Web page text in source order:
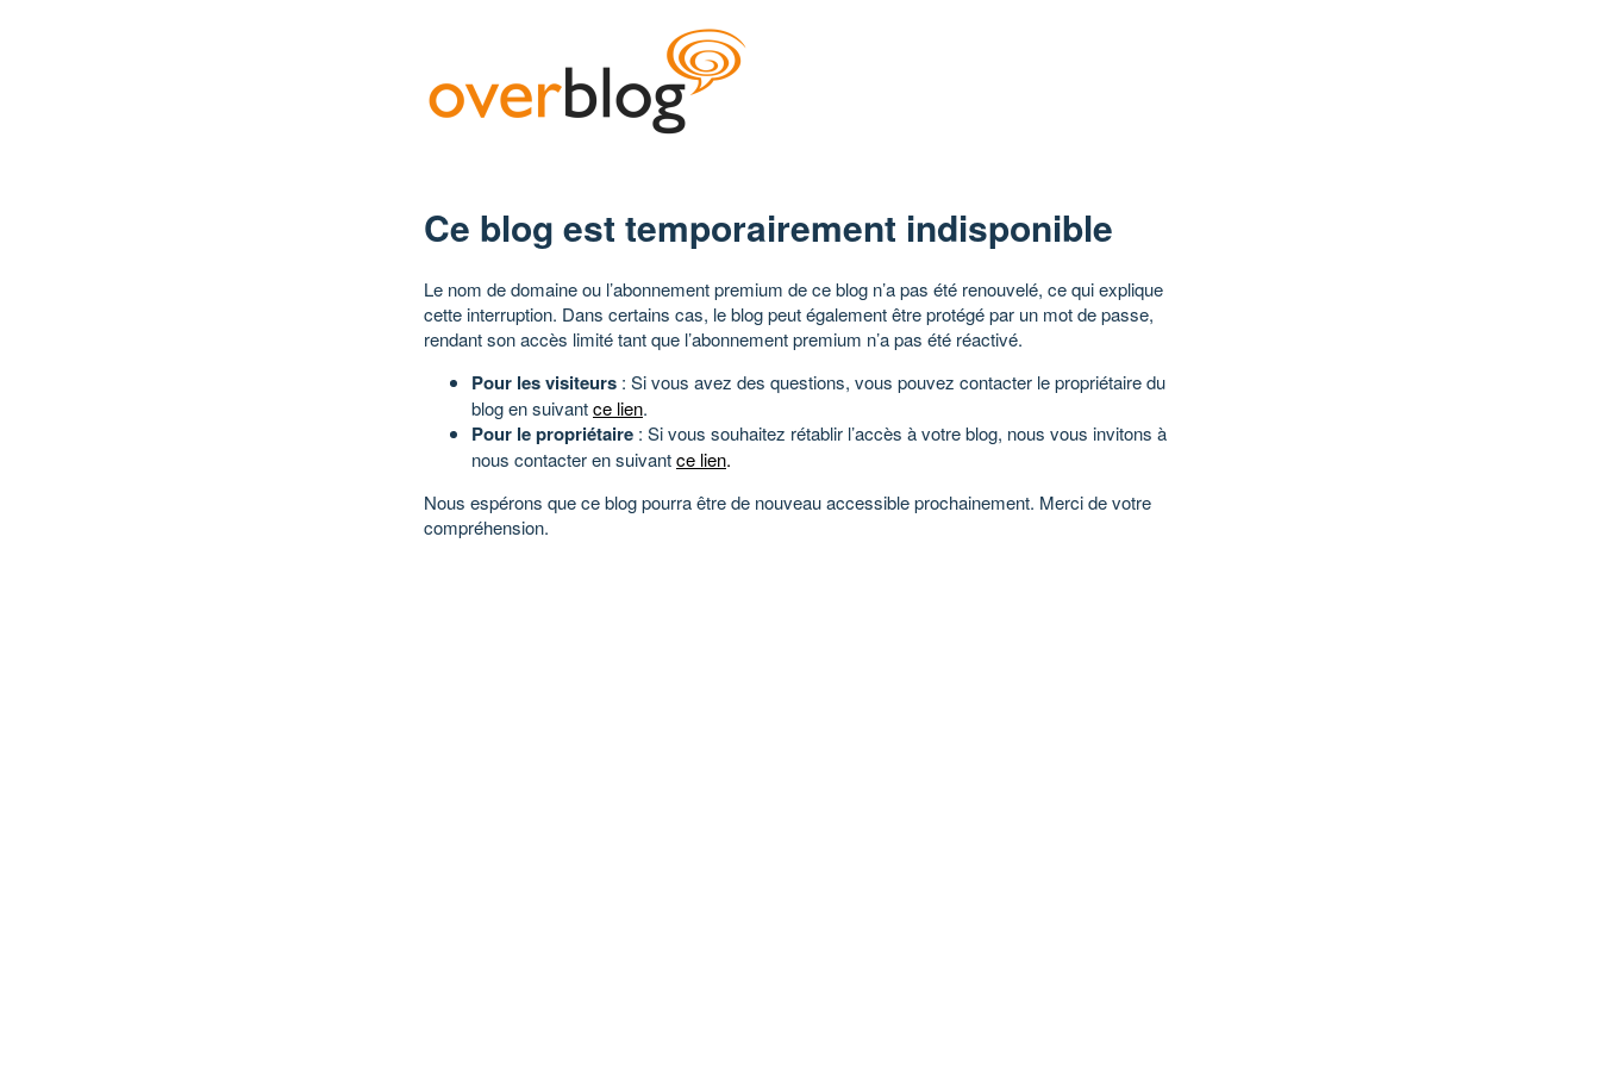
Ce blog est temporairement indisponible
Le nom de domaine ou l’abonnement premium de ce blog n’a pas été renouvelé, ce qui explique
cette interruption. Dans certains cas, le blog peut également être protégé par un mot de passe,
rendant son accès limité tant que l’abonnement premium n’a pas été réactivé.
Pour les visiteurs : Si vous avez des questions, vous pouvez contacter le propriétaire du
blog en suivantce lien.
Pour le propriétaire : Si vous souhaitez rétablir l’accès à votre blog, nous vous invitons à
nous contacter en suivantce lien.
Nous espérons que ce blog pourra être de nouveau accessible prochainement. Merci de votre
compréhension.